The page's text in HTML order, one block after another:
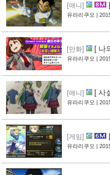
[애니]
스토리 영상
유라리쿠오 |
[만화]
[ 나
파 & 특설페
유라리쿠오 |
[애니]
[ 사
진 명단 공개
유라리쿠오 |
[게임]
테이 나이트'
유라리쿠오 |